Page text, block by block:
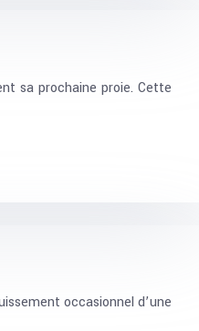
sa prochaine proie. Cette
occasionnel d’une